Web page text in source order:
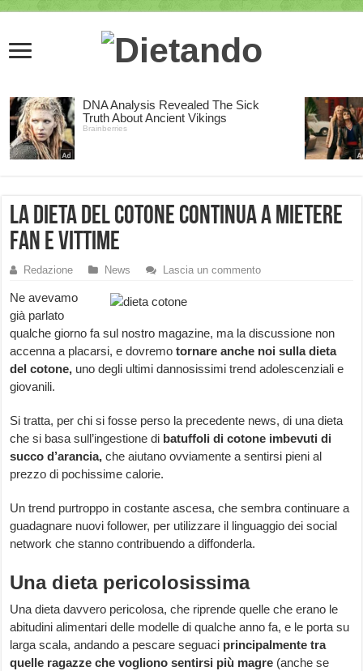
La dieta del cotone continua a mietere
fan e vittime
Redazione News Lascia un commento
Ne avevamo
già parlato
qualche giorno fa sul nostro magazine, ma la discussione non
accenna a placarsi, e dovremotornare anche noi sulla dieta
del cotone, uno degli ultimi dannosissimi trend adolescenziali e
giovanili.
Si tratta, per chi si fosse perso la precedente news, di una dieta
che si basa sull’ingestione di batuffoli di cotone imbevuti di
succo d’arancia,che aiutano ovviamente a sentirsi pieni al
prezzo di pochissime calorie.
Un trend purtroppo in costante ascesa, che sembra continuare a
guadagnare nuovi follower, per utilizzare il linguaggio dei social
network che stanno contribuendo a diffonderla.
Una dieta pericolosissima
Una dieta davvero pericolosa, che riprende quelle che erano le
abitudini alimentari delle modelle di qualche anno fa, e le porta su
larga scala, andando a pescare seguaci principalmente tra
quelle ragazze che vogliono sentirsi più magre (anche se